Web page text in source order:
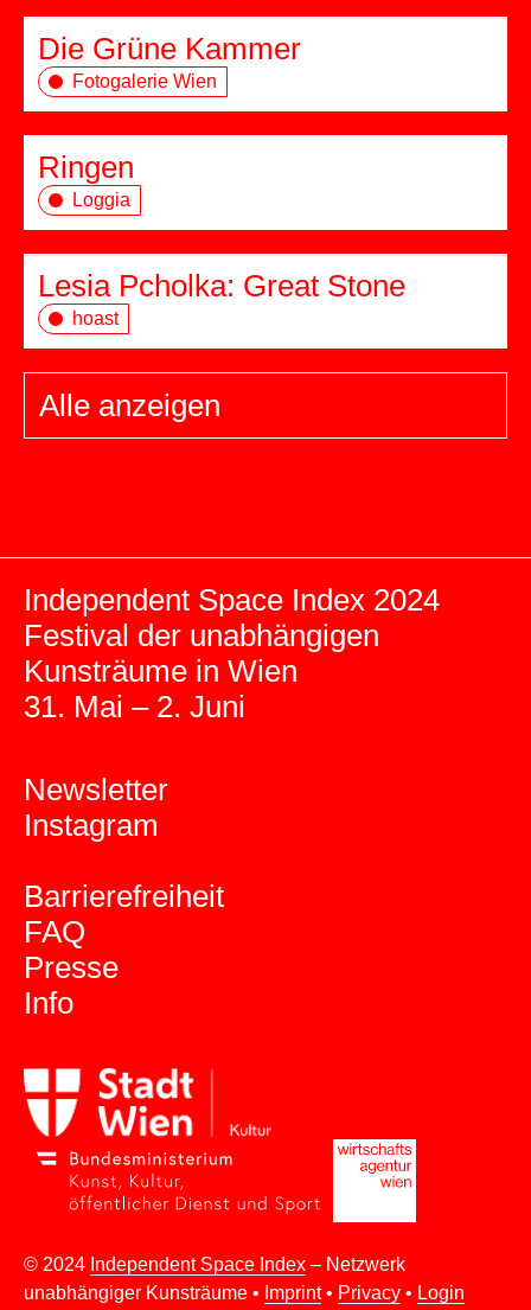
Die Grüne Kammer
Fotogalerie Wien
Ringen
Loggia
Lesia Pcholka: Great Stone
hoast
Alle anzeigen
Independent Space Index 2024
Festival der unabhängigen
Kunsträume in Wien
31. Mai – 2. Juni
Newsletter
Instagram
Barrierefreiheit
FAQ
Presse
Info
© 2024 Independent Space Index – Netzwerk
unabhängiger Kunsträume • Imprint• Privacy • Login